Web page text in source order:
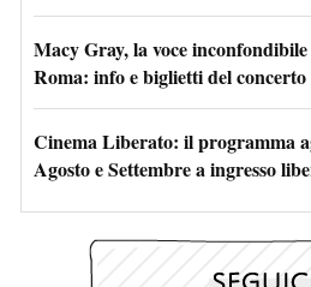
Macy Gray, la voce
Roma: info e biglietti del concerto
Cinema Liberato: il programma
Agosto e Settembre a ingresso